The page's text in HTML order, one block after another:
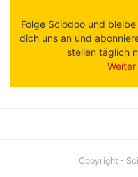
Folge Sciodoo und
dich uns an und
stellen täglich
Copyright -